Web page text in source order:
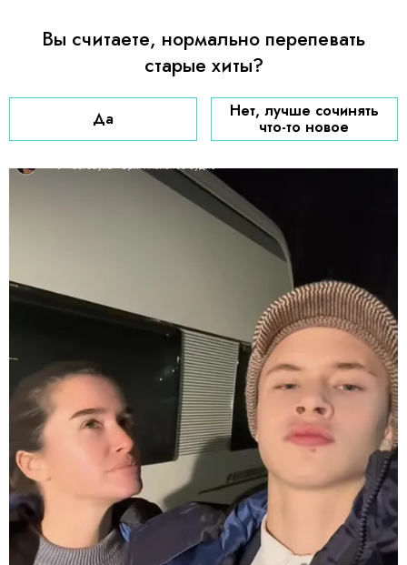
Вы считаете, нормально перепевать
старые хиты?
Да Нет, лучше сочинять
что-то новое